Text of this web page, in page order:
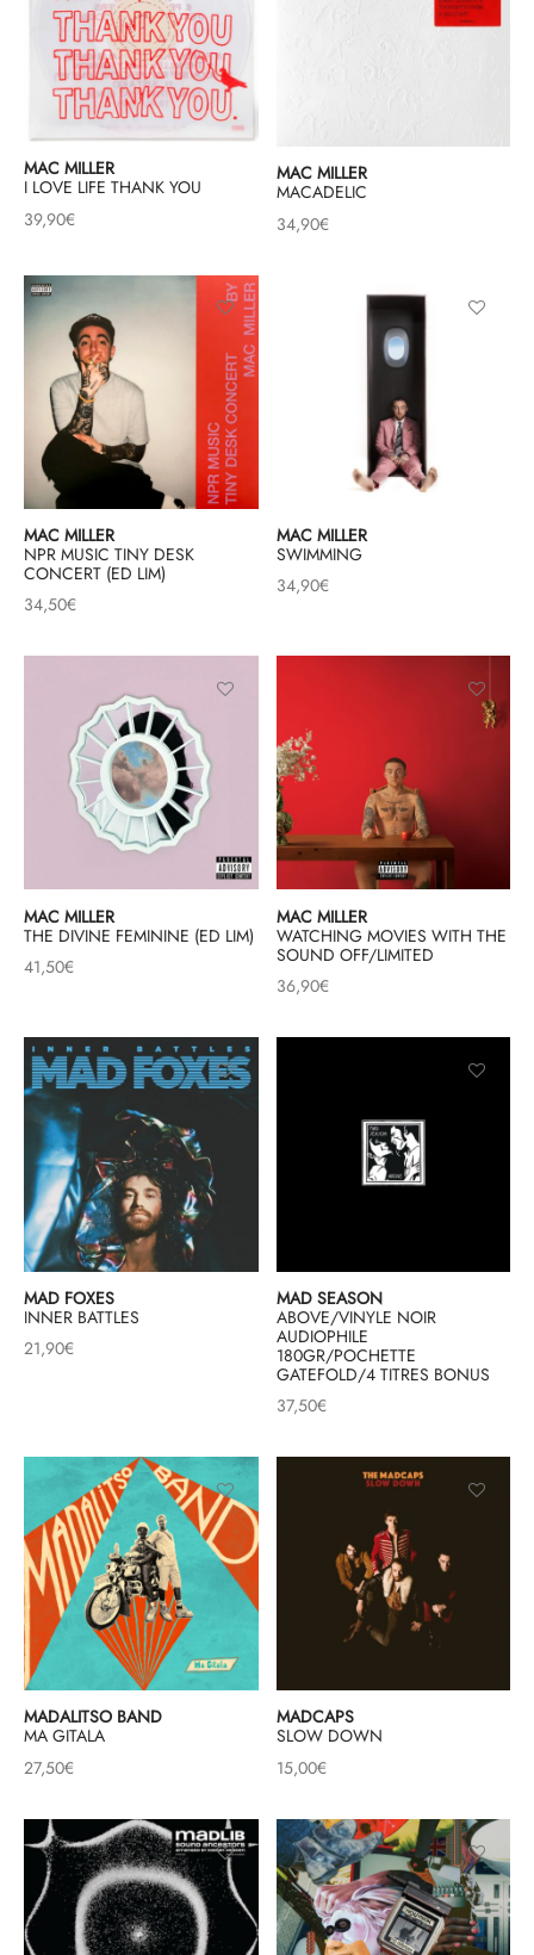
MAC MILLER
I LOVE LIFE THANK YOU
39,90€
MAC MILLER
MACADELIC
34,90€
MAC MILLER
NPR MUSIC TINY DESK
CONCERT (ED LIM)
34,50€
MAC MILLER
SWIMMING
34,90€
MAC MILLER
THE DIVINE FEMININE (ED LIM)
41,50€
MAC MILLER
WATCHING MOVIES WITH THE
SOUND OFF/LIMITED
36,90€
MAD FOXES
INNER BATTLES
21,90€
MAD SEASON
ABOVE/VINYLE NOIR
AUDIOPHILE
180GR/POCHETTE
GATEFOLD/4 TITRES BONUS
37,50€
MADALITSO BAND
MA GITALA
27,50€
MADCAPS
SLOW DOWN
15,00€